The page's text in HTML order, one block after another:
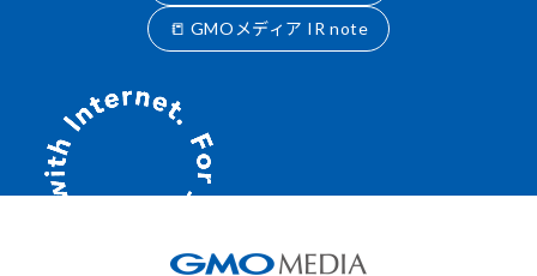
📒 GMOメディア IR note